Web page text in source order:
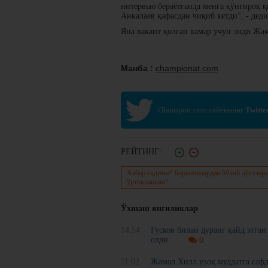
интервью бераётганда менга
Анкалаев қафасдан чиқиб кетди", -
Яна вакант қолган камар учун энди
Манба : championat.com
Olamsport.com сайтининг
РЕЙТИНГ:
Хабар ёқдими? Биринчилардан бўлиб
ўртоқлашинг!
Ўхшаш янгиликлар
Гусков билан дуранг қайд
олди
0
Жамал Хилл узоқ муддатга